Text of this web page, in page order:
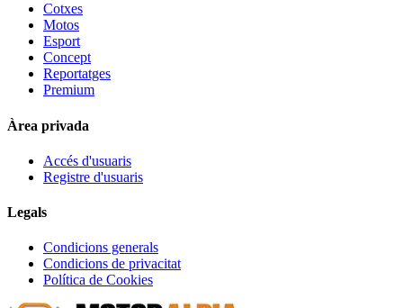
Cotxes
Motos
Esport
Concept
Reportatges
Premium
Àrea privada
Accés d'usuaris
Registre d'usuaris
Legals
Condicions generals
Condicions de privacitat
Política de Cookies